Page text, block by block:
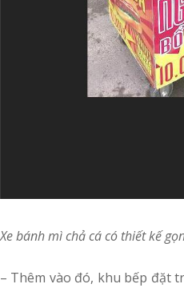
Xe bánh mì chả cá có thiết kế
– Thêm vào đó, khu bếp đặt trong thùng bánh mì với nhiệt độ đủ để thực hiện việc chiên chả cá. Đồng thời, hơi nóng từ bếp cũng giúp cho bánh